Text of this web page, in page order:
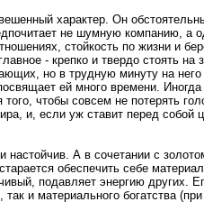
характер. Он
не шумную компанию, а
стойкость по жизни и
- крепко и твердо стоять на
но в трудную минуту на
ей много времени.
того, чтобы совсем не потерять
и, если уж ставит перед собой
настойчив. А в сочетании с
обеспечить себе
подавляет энергию других.
и материального богатства